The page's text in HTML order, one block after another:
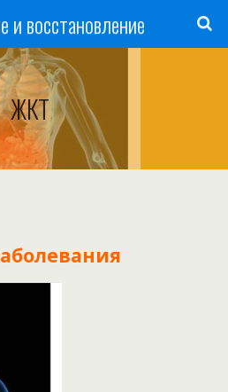
и восстановление
ЖКТ